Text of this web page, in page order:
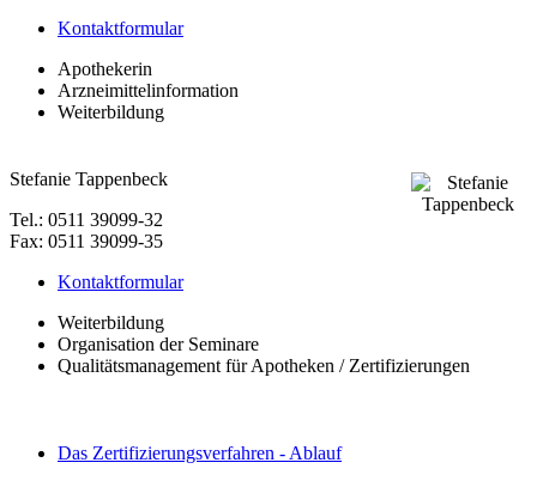
Kontaktformular
Apothekerin
Arzneimittelinformation
Weiterbildung
Stefanie Tappenbeck
Tel.: 0511 39099-32
Fax: 0511 39099-35
Kontaktformular
Weiterbildung
Organisation der Seminare
Qualitätsmanagement für Apotheken / Zertifizierungen
Das Zertifizierungsverfahren - Ablauf